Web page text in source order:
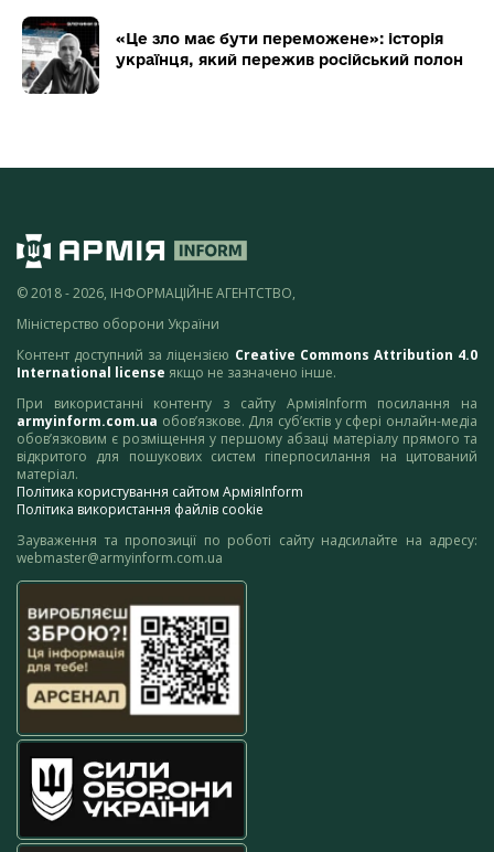
«Це зло має бути переможене»: історія
українця, який пережив російський полон
© 2018 - 2026, ІНФОРМАЦІЙНЕ АГЕНТСТВО,
Міністерство оборони України
Контент доступний за ліцензією Creative Commons Attribution 4.0
International license якщо не зазначено інше.
При використанні контенту з сайту АрміяInform посилання на
armyinform.com.ua обов’язкове. Для суб’єктів у сфері онлайн-медіа
обов’язковим є розміщення у першому абзаці матеріалу прямого та
відкритого для пошукових систем гіперпосилання на цитований
матеріал.
Політика користування сайтом АрміяInform
Політика використання файлів cookie
Зауваження та пропозиції по роботі сайту надсилайте на адресу:
webmaster@armyinform.com.ua